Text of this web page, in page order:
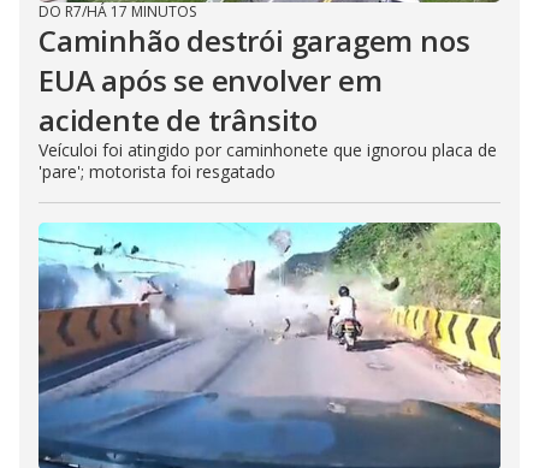
DO R7/HÁ 17 MINUTOS
Caminhão destrói garagem nos
EUA após se envolver em
acidente de trânsito
Veículoi foi atingido por caminhonete que ignorou placa de
'pare'; motorista foi resgatado